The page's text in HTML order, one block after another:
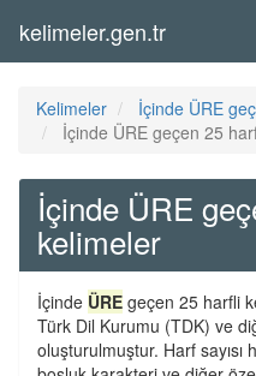
kelimeler.gen.tr
Kelimeler
İçinde ÜRE
İçinde ÜRE geçen 25
İçinde ÜRE
kelimeler
İçinde ÜRE geçen 25 harfli
Türk Dil Kurumu (TDK) ve
oluşturulmuştur. Harf sayısı